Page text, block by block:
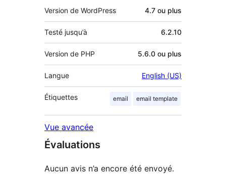
Version de WordPress 4.7 ou plus
Testé jusqu’à 6.2.10
Version de PHP 5.6.0 ou plus
Langue English (US)
Étiquettes email email template
Vue avancée
Évaluations
Aucun avis n’a encore été envoyé.